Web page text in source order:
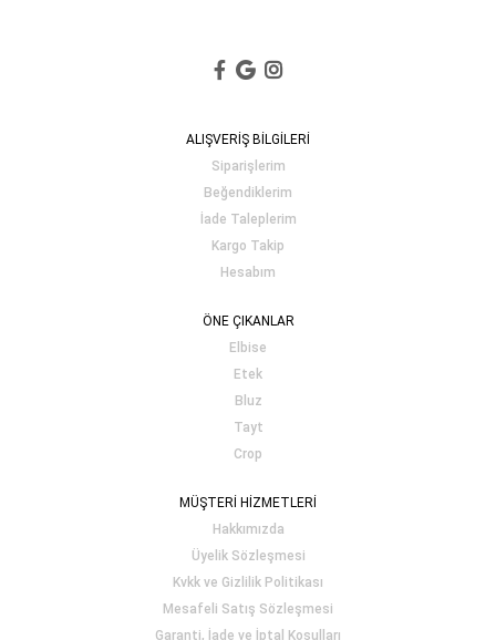
ALIŞVERİŞ BİLGİLERİ
Siparişlerim
Beğendiklerim
İade Taleplerim
Kargo Takip
Hesabım
ÖNE ÇIKANLAR
Elbise
Etek
Bluz
Tayt
Crop
MÜŞTERİ HİZMETLERİ
Hakkımızda
Üyelik Sözleşmesi
Kvkk ve Gizlilik Politikası
Mesafeli Satış Sözleşmesi
Garanti, İade ve İptal Koşulları